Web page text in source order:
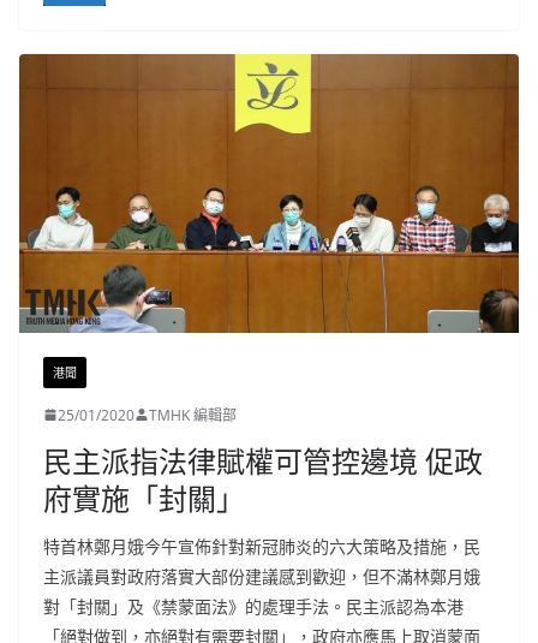
港聞
25/01/2020 TMHK 編輯部
民主派指法律賦權可管控邊境 促政
府實施「封關」
特首林鄭月娥今午宣佈針對新冠肺炎的六大策略及措施，民
主派議員對政府落實大部份建議感到歡迎，但不滿林鄭月娥
對「封關」及《禁蒙面法》的處理手法。民主派認為本港
「絕對做到，亦絕對有需要封關」，政府亦應馬上取消蒙面